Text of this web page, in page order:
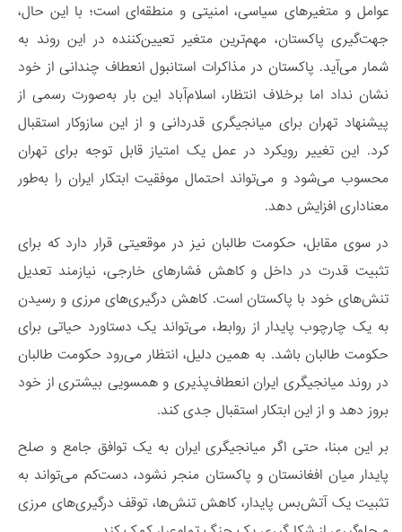
عوامل و متغیرهای سیاسی، امنیتی و منطقه‌ای است؛ با این حال،
جهت‌گیری پاکستان، مهم‌ترین متغیر تعیین‌کننده در این روند به
شمار می‌آید. پاکستان در مذاکرات استانبول انعطاف چندانی از خود
نشان نداد اما برخلاف انتظار، اسلام‌آباد این بار به‌صورت رسمی از
پیشنهاد تهران برای میانجیگری قدردانی و از این سازوکار استقبال
کرد. این تغییر رویکرد در عمل یک امتیاز قابل توجه برای تهران
محسوب می‌شود و می‌تواند احتمال موفقیت ابتکار ایران را به‌طور
معناداری افزایش دهد.
در سوی مقابل، حکومت طالبان نیز در موقعیتی قرار دارد که برای
تثبیت قدرت در داخل و کاهش فشارهای خارجی، نیازمند تعدیل
تنش‌های خود با پاکستان است. کاهش درگیری‌های مرزی و رسیدن
به یک چارچوب پایدار از روابط، می‌تواند یک دستاورد حیاتی برای
حکومت طالبان باشد. به همین دلیل، انتظار می‌رود حکومت طالبان
در روند میانجیگری ایران انعطاف‌پذیری و همسویی بیشتری از خود
بروز دهد و از این ابتکار استقبال جدی کند.
بر این مبنا، حتی اگر میانجیگری ایران به یک توافق جامع و صلح
پایدار میان افغانستان و پاکستان منجر نشود، دست‌کم می‌تواند به
تثبیت یک آتش‌بس پایدار، کاهش تنش‌ها، توقف درگیری‌های مرزی